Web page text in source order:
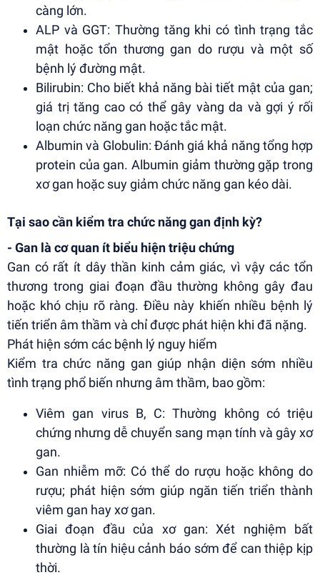
càng lớn.
ALP và GGT: Thường tăng khi có tình trạng tắc
mật hoặc tổn thương gan do rượu và một số
bệnh lý đường mật.
Bilirubin: Cho biết khả năng bài tiết mật của gan;
giá trị tăng cao có thể gây vàng da và gợi ý rối
loạn chức năng gan hoặc tắc mật.
Albumin và Globulin: Đánh giá khả năng tổng hợp
protein của gan. Albumin giảm thường gặp trong
xơ gan hoặc suy giảm chức năng gan kéo dài.
Tại sao cần kiểm tra chức năng gan định kỳ?
- Gan là cơ quan ít biểu hiện triệu chứng
Gan có rất ít dây thần kinh cảm giác, vì vậy các tổn
thương trong giai đoạn đầu thường không gây đau
hoặc khó chịu rõ ràng. Điều này khiến nhiều bệnh lý
tiến triển âm thầm và chỉ được phát hiện khi đã nặng.
Phát hiện sớm các bệnh lý nguy hiểm
Kiểm tra chức năng gan giúp nhận diện sớm nhiều
tình trạng phổ biến nhưng âm thầm, bao gồm:
Viêm gan virus B, C: Thường không có triệu
chứng nhưng dễ chuyển sang mạn tính và gây xơ
gan.
Gan nhiễm mỡ: Có thể do rượu hoặc không do
rượu; phát hiện sớm giúp ngăn tiến triển thành
viêm gan hay xơ gan.
Giai đoạn đầu của xơ gan: Xét nghiệm bất
thường là tín hiệu cảnh báo sớm để can thiệp kịp
thời.